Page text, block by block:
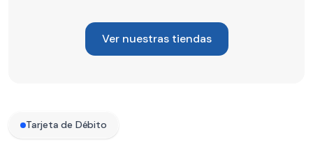
Ver nuestras tiendas
Tarjeta de Débito